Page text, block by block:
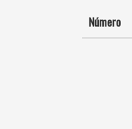
Número